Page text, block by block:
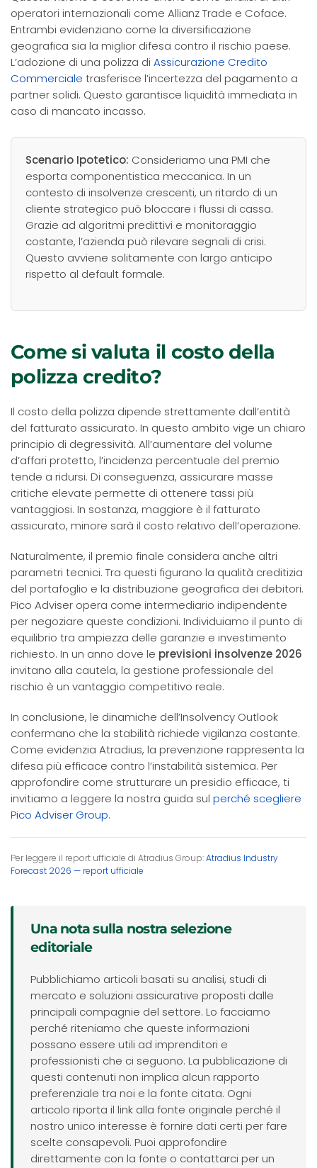
operatori internazionali come Allianz Trade e Coface.
Entrambi evidenziano come la diversificazione
geografica sia la miglior difesa contro il rischio paese.
L’adozione di una polizza di Assicurazione Credito
Commerciale trasferisce l’incertezza del pagamento a
partner solidi. Questo garantisce liquidità immediata in
caso di mancato incasso.
Scenario Ipotetico: Consideriamo una PMI che
esporta componentistica meccanica. In un
contesto di insolvenze crescenti, un ritardo di un
cliente strategico può bloccare i flussi di cassa.
Grazie ad algoritmi predittivi e monitoraggio
costante, l’azienda può rilevare segnali di crisi.
Questo avviene solitamente con largo anticipo
rispetto al default formale.
Come si valuta il costo della
polizza credito?
Il costo della polizza dipende strettamente dall’entità
del fatturato assicurato. In questo ambito vige un chiaro
principio di degressività. All’aumentare del volume
d’affari protetto, l’incidenza percentuale del premio
tende a ridursi. Di conseguenza, assicurare masse
critiche elevate permette di ottenere tassi più
vantaggiosi. In sostanza, maggiore è il fatturato
assicurato, minore sarà il costo relativo dell’operazione.
Naturalmente, il premio finale considera anche altri
parametri tecnici. Tra questi figurano la qualità creditizia
del portafoglio e la distribuzione geografica dei debitori.
Pico Adviser opera come intermediario indipendente
per negoziare queste condizioni. Individuiamo il punto di
equilibrio tra ampiezza delle garanzie e investimento
richiesto. In un anno dove le previsioni insolvenze 2026
invitano alla cautela, la gestione professionale del
rischio è un vantaggio competitivo reale.
In conclusione, le dinamiche dell’Insolvency Outlook
confermano che la stabilità richiede vigilanza costante.
Come evidenzia Atradius, la prevenzione rappresenta la
difesa più efficace contro l’instabilità sistemica. Per
approfondire come strutturare un presidio efficace, ti
invitiamo a leggere la nostra guida sul perché scegliere
Pico Adviser Group.
Per leggere il report ufficiale di Atradius Group:Atradius Industry
Forecast 2026 — report ufficiale
Una nota sulla nostra selezione
editoriale
Pubblichiamo articoli basati su analisi, studi di
mercato e soluzioni assicurative proposti dalle
principali compagnie del settore. Lo facciamo
perché riteniamo che queste informazioni
possano essere utili ad imprenditori e
professionisti che ci seguono. La pubblicazione di
questi contenuti non implica alcun rapporto
preferenziale tra noi e la fonte citata. Ogni
articolo riporta il link alla fonte originale perché il
nostro unico interesse è fornire dati certi per fare
scelte consapevoli. Puoi approfondire
direttamente con la fonte o contattarci per un